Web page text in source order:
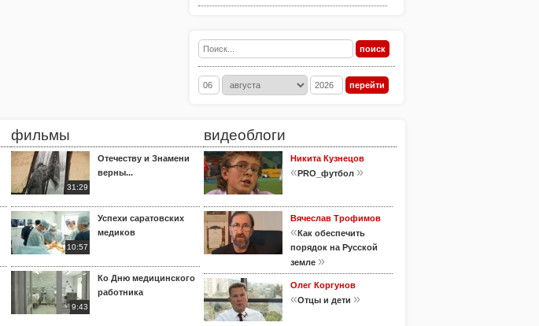
фильмы
31:29
Отечеству и Знамени
верны...
10:57
Успехи саратовских
медиков
9:43
Ко Дню медицинского
работника
видеоблоги
Никита Кузнецов
«PRO_футбол »
Вячеслав Трофимов
«Как обеспечить
порядок на Русской
земле »
Олег Коргунов
«Отцы и дети »